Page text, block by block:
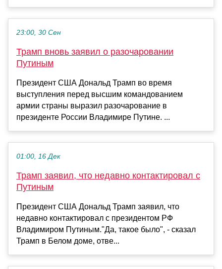
23:00, 30 Сен
Трамп вновь заявил о разочаровании
Путиным
Президент США Дональд Трамп во время
выступления перед высшим командованием
армии страны выразил разочарование в
президенте России Владимире Путине. ...
01:00, 16 Дек
Трамп заявил, что недавно контактировал с
Путиным
Президент США Дональд Трамп заявил, что
недавно контактировал с президентом РФ
Владимиром Путиным."Да, такое было", - сказал
Трамп в Белом доме, отве...